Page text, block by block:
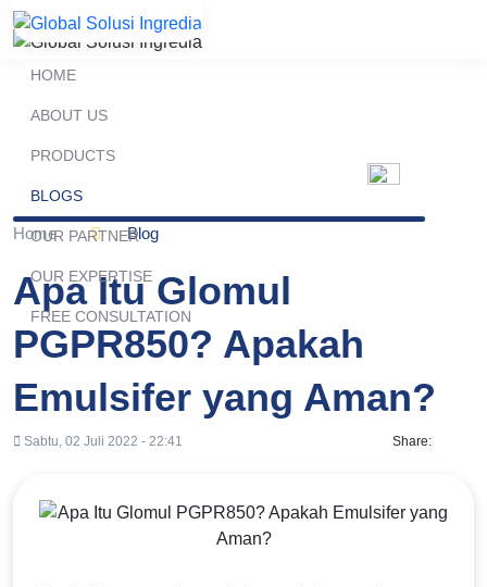
HOME
ABOUT US
PRODUCTS
BLOGS
OUR PARTNER
OUR EXPERTISE
FREE CONSULTATION
Home Blog
Apa Itu Glomul
PGPR850? Apakah
Emulsifer yang Aman?
Sabtu, 02 Juli 2022 - 22:41 Share: